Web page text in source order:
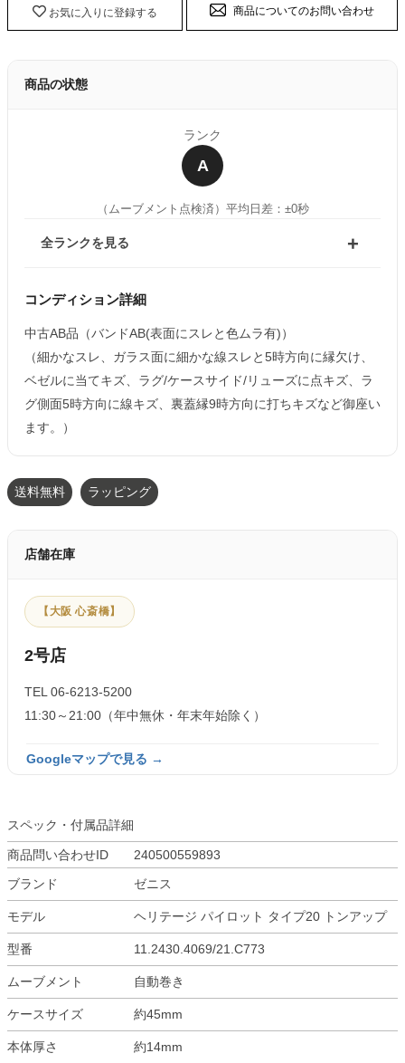
お気に入りに登録する 商品についてのお問い合わせ
商品の状態
ランク
A
（ムーブメント点検済） 平均日差：±0秒
全ランクを見る
コンディション詳細
中古AB品（バンドAB(表面にスレと色ムラ有)）
（細かなスレ、ガラス面に細かな線スレと5時方向に縁欠け、
ベゼルに当てキズ、ラグ/ケースサイド/リューズに点キズ、ラ
グ側面5時方向に線キズ、裏蓋縁9時方向に打ちキズなど御座い
ます。）
送料無料 ラッピング
店舗在庫
【大阪 心斎橋】
2号店
TEL 06-6213-5200
11:30～21:00（年中無休・年末年始除く）
Googleマップで見る →
スペック・付属品詳細
商品問い合わせID
240500559893
ブランド
ゼニス
モデル ヘリテージ パイロット タイプ20 トンアップ
型番 11.2430.4069/21.C773
ムーブメント 自動巻き
ケースサイズ 約45mm
本体厚さ 約14mm